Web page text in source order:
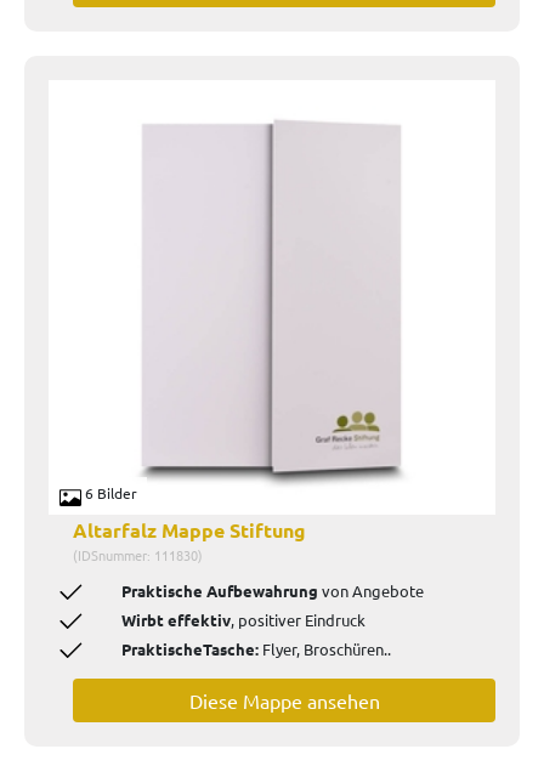
6 Bilder
Altarfalz Mappe Stiftung
(IDSnummer: 111830)
Praktische Aufbewahrung von Angebote
Wirbt effektiv, positiver Eindruck
PraktischeTasche: Flyer, Broschüren..
Diese Mappe ansehen